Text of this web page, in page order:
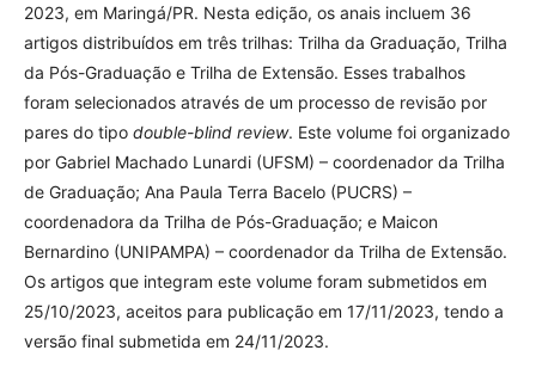
2023, em Maringá/PR. Nesta edição, os anais incluem 36
artigos distribuídos em três trilhas: Trilha da Graduação, Trilha
da Pós-Graduação e Trilha de Extensão. Esses trabalhos
foram selecionados através de um processo de revisão por
pares do tipo double-blind review. Este volume foi organizado
por Gabriel Machado Lunardi (UFSM) – coordenador da Trilha
de Graduação; Ana Paula Terra Bacelo (PUCRS) –
coordenadora da Trilha de Pós-Graduação; e Maicon
Bernardino (UNIPAMPA) – coordenador da Trilha de Extensão.
Os artigos que integram este volume foram submetidos em
25/10/2023, aceitos para publicação em 17/11/2023, tendo a
versão final submetida em 24/11/2023.